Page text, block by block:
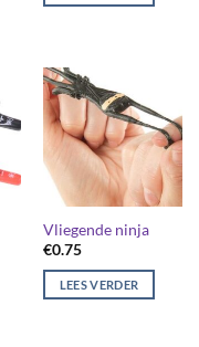
Vliegende ninja
€0.75
LEES VERDER